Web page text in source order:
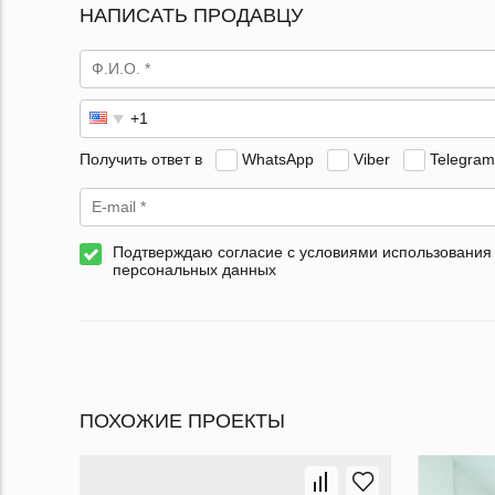
НАПИСАТЬ ПРОДАВЦУ
Получить ответ в WhatsApp Viber Telegram
Подтверждаю согласие с условиями использования
персональных данных
ПОХОЖИЕ ПРОЕКТЫ